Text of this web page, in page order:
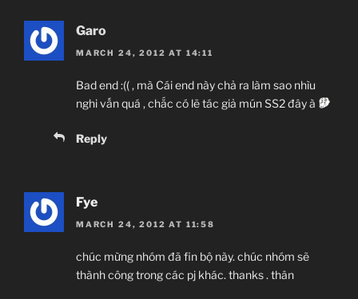
Garo
MARCH 24, 2012 AT 14:11
Bad end :(( , mà Cái end này chả ra làm sao nhìu
nghi vấn quá , chắc có lẽ tác giả mún SS2 đây à
Reply
Fye
MARCH 24, 2012 AT 11:58
chúc mừng nhóm đã fin bộ này. chúc nhóm sẽ
thành công trong các pj khác. thanks . thân